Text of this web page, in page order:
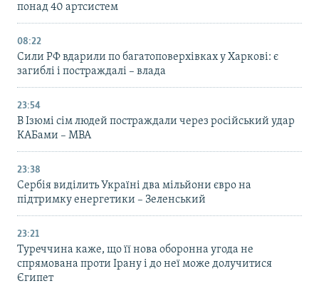
понад 40 артсистем
08:22
Сили РФ вдарили по багатоповерхівках у Харкові: є
загиблі і постраждалі – влада
23:54
В Ізюмі сім людей постраждали через російський удар
КАБами – МВА
23:38
Сербія виділить Україні два мільйони євро на
підтримку енергетики – Зеленський
23:21
Туреччина каже, що її нова оборонна угода не
спрямована проти Ірану і до неї може долучитися
Єгипет